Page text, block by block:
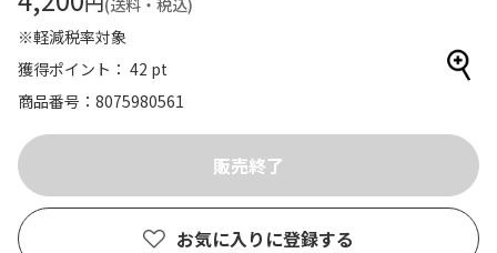
(送料・税込)
※軽減税率対象
獲得ポイント： 42 pt
商品番号
8075980561
お気に入りに登録する